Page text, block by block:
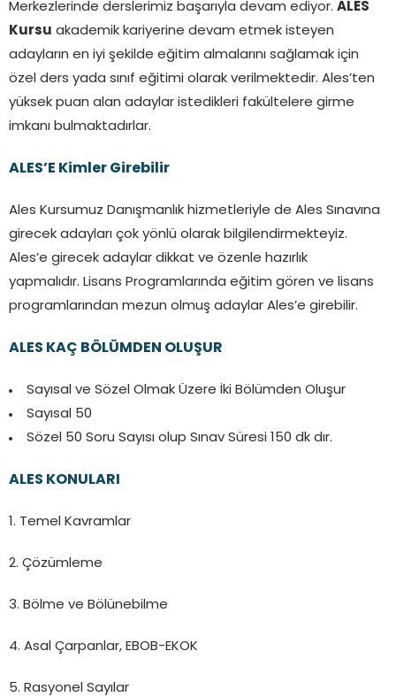
Merkezlerinde derslerimiz başarıyla devam ediyor. ALES
Kursu akademik kariyerine devam etmek isteyen
adayların en iyi şekilde eğitim almalarını sağlamak için
özel ders yada sınıf eğitimi olarak verilmektedir. Ales’ten
yüksek puan alan adaylar istedikleri fakültelere girme
imkanı bulmaktadırlar.
ALES’E Kimler Girebilir
Ales Kursumuz Danışmanlık hizmetleriyle de Ales Sınavına
girecek adayları çok yönlü olarak bilgilendirmekteyiz.
Ales’e girecek adaylar dikkat ve özenle hazırlık
yapmalıdır. Lisans Programlarında eğitim gören ve lisans
programlarından mezun olmuş adaylar Ales’e girebilir.
ALES KAÇ BÖLÜMDEN OLUŞUR
Sayısal ve Sözel Olmak Üzere İki Bölümden Oluşur
Sayısal 50
Sözel 50 Soru Sayısı olup Sınav Süresi 150 dk dır.
ALES KONULARI
1. Temel Kavramlar
2. Çözümleme
3. Bölme ve Bölünebilme
4. Asal Çarpanlar, EBOB-EKOK
5. Rasyonel Sayılar